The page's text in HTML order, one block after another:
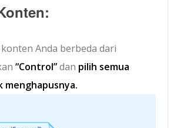
Anda berbeda dari
“Control”dan pilih semua
menghapusnya.